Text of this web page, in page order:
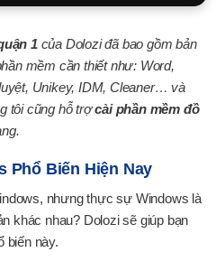
CHI TIẾT
1của Dolozi đã bao gồm bản
mềm cần thiết như: Word,
Unikey, IDM, Cleaner… và
tôi cũng hỗ trợcài phần mềm đồ
Phổ Biến Hiện Nay
nhưng thực sự Windows là
khác nhau? Dolozi sẽ giúp bạn
biến này.